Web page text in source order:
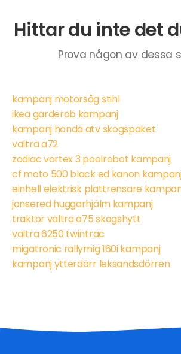
Hittar du inte det
Prova någon av dessa
kampanj motorsåg stihl
ikea garderob kampanj
kampanj honda atv skogspaket
valtra a72
zodiac vortex 3 poolrobot kampanj
cf moto 500 black ed kanon
einhell elektrisk plattrensare
jonsered huggarhjälm kampanj
traktor valtra a75 skogshytt
valtra 6250 twintrac
migatronic rallymig 160i kampanj
kampanj ytterdörr leksandsdörren